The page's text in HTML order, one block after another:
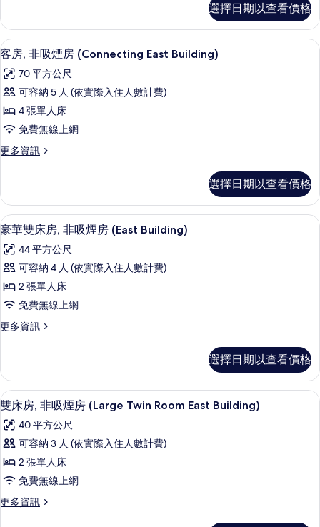
吸
煙
房
(East
Building)
的
所
有
雙
人
房,
吸
煙
(East
Building)
詳
選擇日期以查看價格
顯
示
客
房,
非
吸
煙
(Connecting
East
Building)
的
所
有
相
片
羽絨被、遮光布/窗簾、免費無線上網
5
客房, 非吸煙房 (Connecting East Building)
70 平方公尺
可容納 5 人 (依實際入住人數計費)
4 張單人床
免費無線上網
更多資訊
更
非
吸
煙
(Connecting
East
的
詳
選擇日期以查看價格
顯
示
豪
華
雙
床
房,
吸
煙
房
(East
Building)
的
所
有
豪華雙床房, 非吸煙房 (East Building)
5
豪華雙床房, 非吸煙房 (East Building)
44 平方公尺
可容納 4 人 (依實際入住人數計費)
2 張單人床
免費無線上網
更多資訊
更
雙
床
房,
吸
煙
(East
Building)
詳
選擇日期以查看價格
顯
示
雙
床
房,
非
吸
羽絨被、遮光布/窗簾、免費無線上網
6
雙床房, 非吸煙房 (Large Twin Room East Building)
40 平方公尺
可容納 3 人 (依實際入住人數計費)
2 張單人床
免費無線上網
更多資訊
更